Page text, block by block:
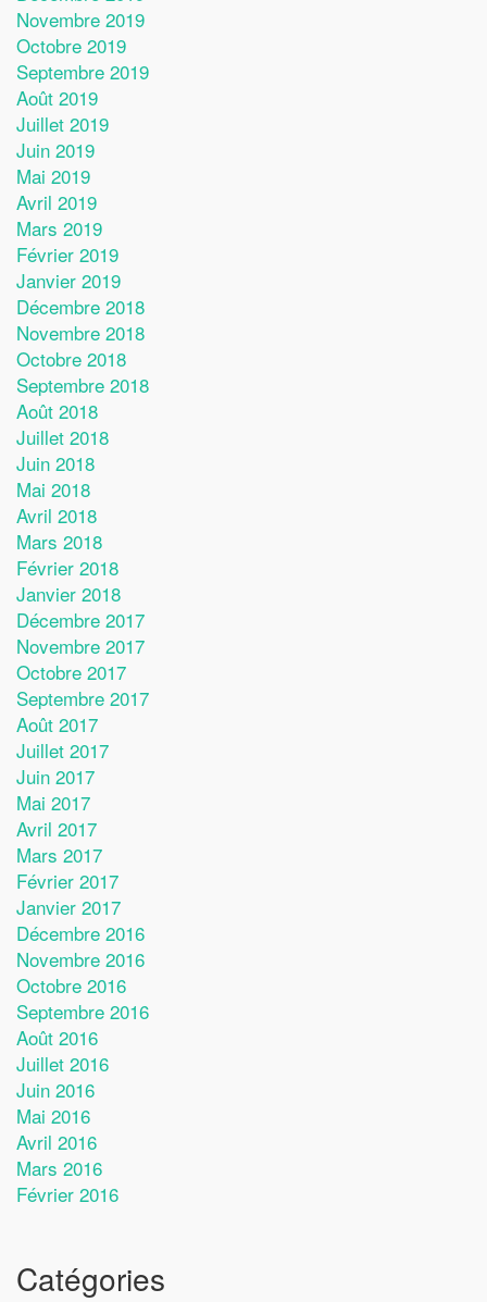
Novembre 2019
Octobre 2019
Septembre 2019
Août 2019
Juillet 2019
Juin 2019
Mai 2019
Avril 2019
Mars 2019
Février 2019
Janvier 2019
Décembre 2018
Novembre 2018
Octobre 2018
Septembre 2018
Août 2018
Juillet 2018
Juin 2018
Mai 2018
Avril 2018
Mars 2018
Février 2018
Janvier 2018
Décembre 2017
Novembre 2017
Octobre 2017
Septembre 2017
Août 2017
Juillet 2017
Juin 2017
Mai 2017
Avril 2017
Mars 2017
Février 2017
Janvier 2017
Décembre 2016
Novembre 2016
Octobre 2016
Septembre 2016
Août 2016
Juillet 2016
Juin 2016
Mai 2016
Avril 2016
Mars 2016
Février 2016
Catégories